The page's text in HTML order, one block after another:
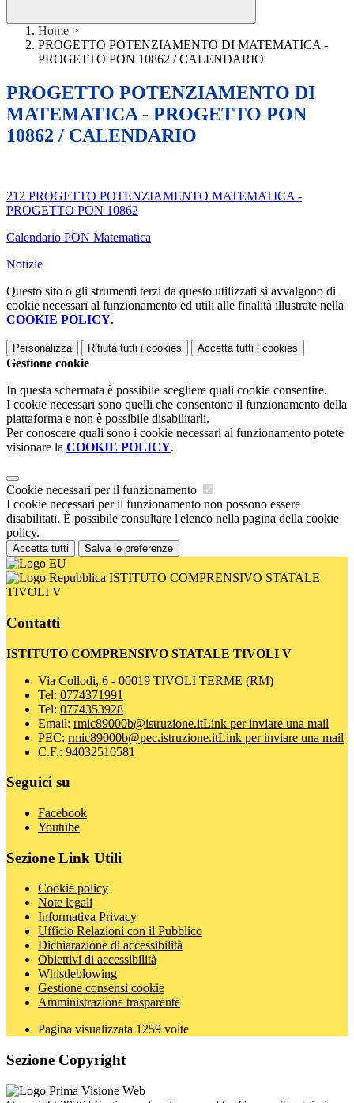
Home >
PROGETTO POTENZIAMENTO DI MATEMATICA -
PROGETTO PON 10862 / CALENDARIO
PROGETTO POTENZIAMENTO DI
MATEMATICA - PROGETTO PON
10862 / CALENDARIO
212 PROGETTO POTENZIAMENTO MATEMATICA -
PROGETTO PON 10862
Calendario PON Matematica
Notizie
Questo sito o gli strumenti terzi da questo utilizzati si avvalgono di
cookie necessari al funzionamento ed utili alle finalità illustrate nella
COOKIE POLICY.
Personalizza Rifiuta tutti i cookies Accetta tutti i cookies
Gestione cookie
In questa schermata è possibile scegliere quali cookie consentire.
I cookie necessari sono quelli che consentono il funzionamento della
piattaforma e non è possibile disabilitarli.
Per conoscere quali sono i cookie necessari al funzionamento potete
visionare la COOKIE POLICY.
Cookie necessari per il funzionamento
I cookie necessari per il funzionamento non possono essere
disabilitati. È possibile consultare l'elenco nella pagina della cookie
policy.
Accetta tutti Salva le preferenze
ISTITUTO COMPRENSIVO STATALE
TIVOLI V
Contatti
ISTITUTO COMPRENSIVO STATALE TIVOLI V
Via Collodi, 6 - 00019 TIVOLI TERME (RM)
Tel: 0774371991
Tel: 0774353928
Email: rmic89000b@istruzione.itLink per inviare una mail
PEC: rmic89000b@pec.istruzione.itLink per inviare una mail
C.F.: 94032510581
Seguici su
Facebook
Youtube
Sezione Link Utili
Cookie policy
Note legali
Informativa Privacy
Ufficio Relazioni con il Pubblico
Dichiarazione di accessibilità
Obiettivi di accessibilità
Whistleblowing
Gestione consensi cookie
Amministrazione trasparente
Pagina visualizzata 1259 volte
Sezione Copyright